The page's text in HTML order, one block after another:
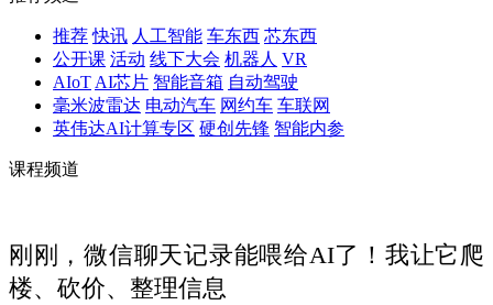
推荐 快讯 人工智能 车东西 芯东西
公开课 活动 线下大会 机器人 VR
AIoT AI芯片 智能音箱 自动驾驶
毫米波雷达 电动汽车 网约车 车联网
英伟达AI计算专区 硬创先锋 智能内参
课程频道
刚刚，微信聊天记录能喂给AI了！我让它爬
楼、砍价、整理信息